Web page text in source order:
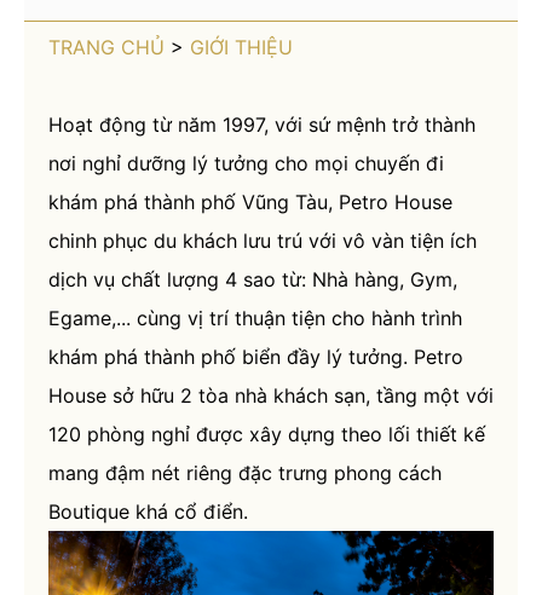
TRANG CHỦ > GIỚI THIỆU
Hoạt động từ năm 1997, với sứ mệnh trở thành
nơi nghỉ dưỡng lý tưởng cho mọi chuyến đi
khám phá thành phố Vũng Tàu, Petro House
chinh phục du khách lưu trú với vô vàn tiện ích
dịch vụ chất lượng 4 sao từ: Nhà hàng, Gym,
Egame,... cùng vị trí thuận tiện cho hành trình
khám phá thành phố biển đầy lý tưởng. Petro
House sở hữu 2 tòa nhà khách sạn, tầng một với
120 phòng nghỉ được xây dựng theo lối thiết kế
mang đậm nét riêng đặc trưng phong cách
Boutique khá cổ điển.